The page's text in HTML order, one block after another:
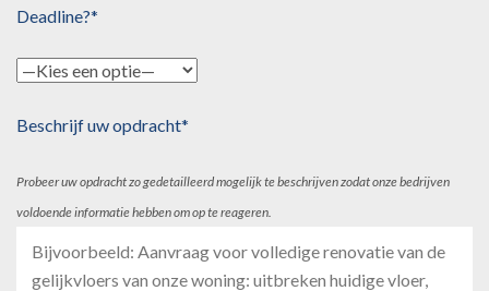
Deadline?*
Beschrijf uw opdracht*
Probeer uw opdracht zo gedetailleerd mogelijk te beschrijven zodat onze bedrijven
voldoende informatie hebben om op te reageren.